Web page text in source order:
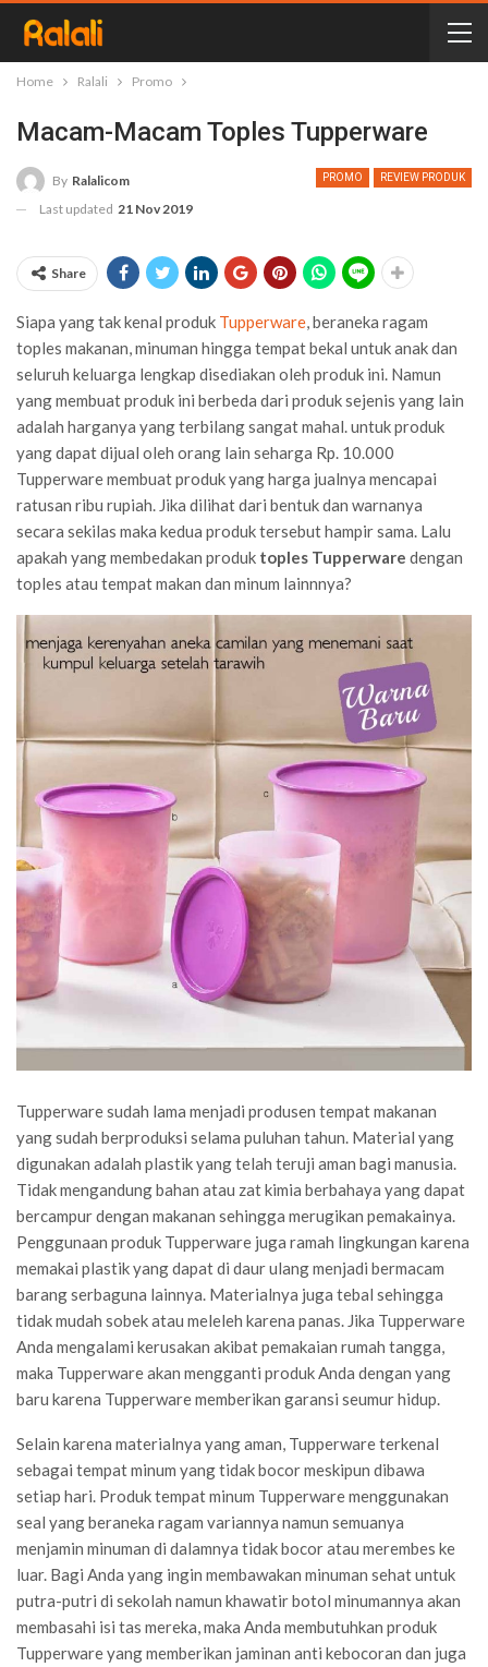
Home Ralali Promo
Macam-Macam Toples Tupperware
PROMO REVIEW PRODUK
By Ralalicom
Last updated 21 Nov 2019
Share
Siapa yang tak kenal produk Tupperware, beraneka ragam
toples makanan, minuman hingga tempat bekal untuk anak dan
seluruh keluarga lengkap disediakan oleh produk ini. Namun
yang membuat produk ini berbeda dari produk sejenis yang lain
adalah harganya yang terbilang sangat mahal. untuk produk
yang dapat dijual oleh orang lain seharga Rp. 10.000
Tupperware membuat produk yang harga jualnya mencapai
ratusan ribu rupiah. Jika dilihat dari bentuk dan warnanya
secara sekilas maka kedua produk tersebut hampir sama. Lalu
apakah yang membedakan produk toples Tupperware dengan
toples atau tempat makan dan minum lainnnya?
Tupperware sudah lama menjadi produsen tempat makanan
yang sudah berproduksi selama puluhan tahun. Material yang
digunakan adalah plastik yang telah teruji aman bagi manusia.
Tidak mengandung bahan atau zat kimia berbahaya yang dapat
bercampur dengan makanan sehingga merugikan pemakainya.
Penggunaan produk Tupperware juga ramah lingkungan karena
memakai plastik yang dapat di daur ulang menjadi bermacam
barang serbaguna lainnya. Materialnya juga tebal sehingga
tidak mudah sobek atau meleleh karena panas. Jika Tupperware
Anda mengalami kerusakan akibat pemakaian rumah tangga,
maka Tupperware akan mengganti produk Anda dengan yang
baru karena Tupperware memberikan garansi seumur hidup.
Selain karena materialnya yang aman, Tupperware terkenal
sebagai tempat minum yang tidak bocor meskipun dibawa
setiap hari. Produk tempat minum Tupperware menggunakan
seal yang beraneka ragam variannya namun semuanya
menjamin minuman di dalamnya tidak bocor atau merembes ke
luar. Bagi Anda yang ingin membawakan minuman sehat untuk
putra-putri di sekolah namun khawatir botol minumannya akan
membasahi isi tas mereka, maka Anda membutuhkan produk
Tupperware yang memberikan jaminan anti kebocoran dan juga